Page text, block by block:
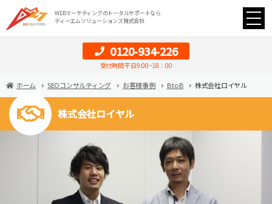
WEBマーケティングのトータルサポートなら
ディーエムソリューションズ株式会社
0120-934-226
受付時間 平日9:00~18：00
ホーム SEOコンサルティング お客様事例 B to B 株式会社ロイヤル
株式会社ロイヤル